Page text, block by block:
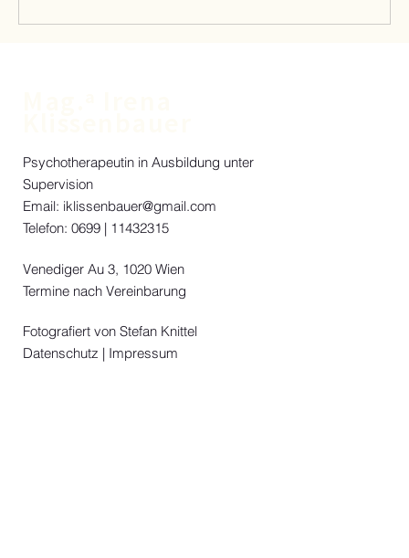
Psychotherapeutin in Ausbildung unter
Supervision
Email: iklissenbauer@gmail.com
Telefon: 0699 | 11432315
Venediger Au 3, 1020 Wien
Termine nach Vereinbarung
Fotografiert von Stefan Knittel
Datenschutz | Impressum